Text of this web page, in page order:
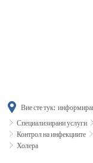
Вие сте тук:
Специализирани услуги
Контрол на инфекциите
Холера